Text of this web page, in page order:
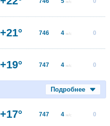
м/с
+21° 746 4 м/с 0
+19° 747 4 м/с 0
Подробнее
+17° 747 4 м/с 0